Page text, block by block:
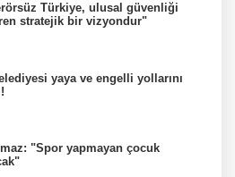
Türkiye, ulusal güvenliği
stratejik bir vizyondur"
yaya ve engelli yollarını
"Spor yapmayan çocuk